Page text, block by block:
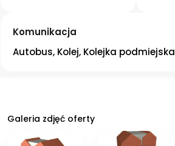
Komunikacja
Autobus, Kolej, Kolejka podmiejska
Galeria zdjęć oferty